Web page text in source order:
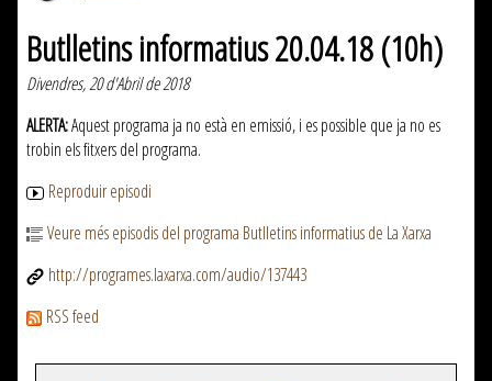
Butlletins informatius 20.04.18 (10h)
Divendres, 20 d'Abril de 2018
ALERTA:Aquest programa ja no està en emissió, i es possible que ja no es
trobin els fitxers del programa.
Reproduir episodi
Veure més episodis del programa Butlletins informatius de La Xarxa
http://programes.laxarxa.com/audio/137443
RSS feed